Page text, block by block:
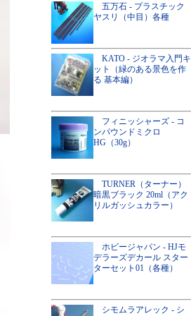
五万石 - プラスチック
ヤスリ（中目）各種
KATO - ジオラマ入門キ
ット（緑のある景色を作
る 基本編）
フィニッシャーズ - コ
ンパウンドミクロ
HG（30g）
TURNER（ターナー）
暗黒ブラック 20ml（アク
リルガッシュカラー）
ホビージャパン - HJモ
デラーズデカール スター
ターセット01（各種）
シモムラアレック - シ